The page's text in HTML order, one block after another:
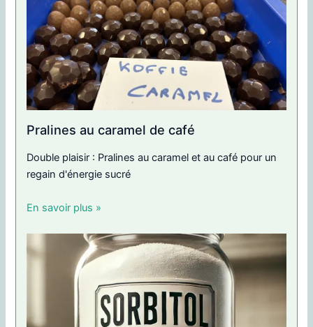
Pralines au caramel de café
Double plaisir : Pralines au caramel et au café pour un
regain d'énergie sucré
En savoir plus »